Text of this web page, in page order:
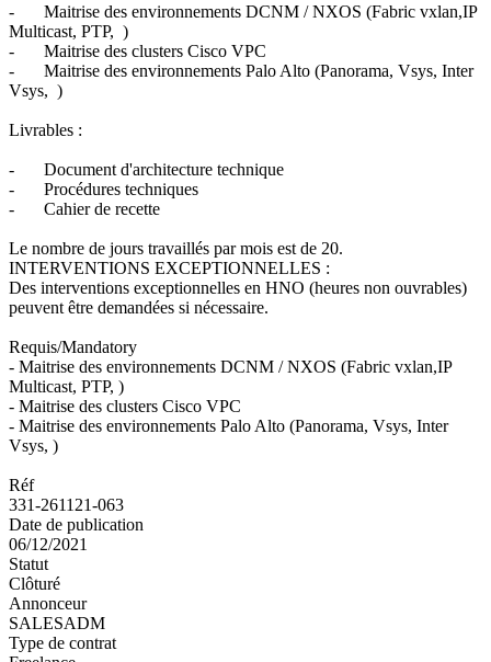
-
Maitrise des environnements DCNM / NXOS (Fabric vxlan,IP
Multicast, PTP, )
-
Maitrise des clusters Cisco VPC
-
Maitrise des environnements Palo Alto (Panorama, Vsys, Inter
Vsys, )
Livrables :
-
Document d'architecture technique
-
Procédures techniques
-
Cahier de recette
Le nombre de jours travaillés par mois est de 20.
INTERVENTIONS EXCEPTIONNELLES :
Des interventions exceptionnelles en HNO (heures non ouvrables)
peuvent être demandées si nécessaire.
Requis/Mandatory
- Maitrise des environnements DCNM / NXOS (Fabric vxlan,IP
Multicast, PTP, )
- Maitrise des clusters Cisco VPC
- Maitrise des environnements Palo Alto (Panorama, Vsys, Inter
Vsys, )
Réf
331-261121-063
Date de publication
06/12/2021
Statut
Clôturé
Annonceur
SALESADM
Type de contrat